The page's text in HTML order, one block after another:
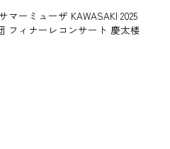
マーミューザ KAWASAKI 2025
フィナーレコンサート 慶太楼